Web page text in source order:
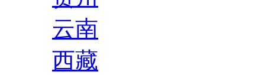
云南
西藏